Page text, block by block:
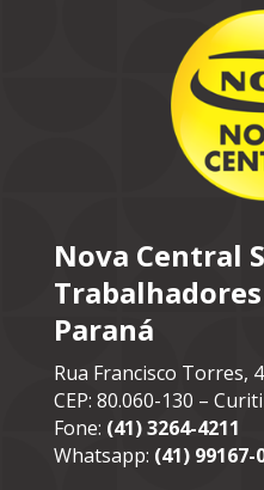
Nova Central
Paraná
Rua Francisco Torres,
CEP: 80.060-130 –
Fone: (41) 3264-4211
Whatsapp: (41) 99167-